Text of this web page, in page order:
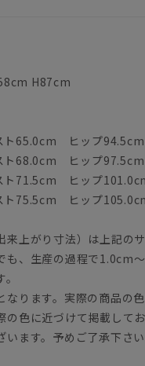
H87cm
ト65.0cm ヒップ
ト68.0cm ヒップ
ト71.5cm ヒップ
ト75.5cm ヒップ
上がり寸法）は上記のサ
、生産の過程で1.0cm
ります。実際の商品の
色に近づけて掲載して
ます。予めご了承下さい